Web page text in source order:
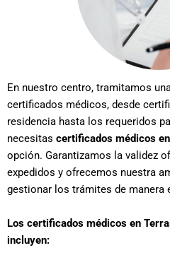
En nuestro centro, tramitamos
certificados médicos, desde
residencia hasta los requeridos
necesitas certificados médicos
opción. Garantizamos la validez
expedidos y ofrecemos nuestra
gestionar los trámites de manera
Los certificados médicos en
incluyen: